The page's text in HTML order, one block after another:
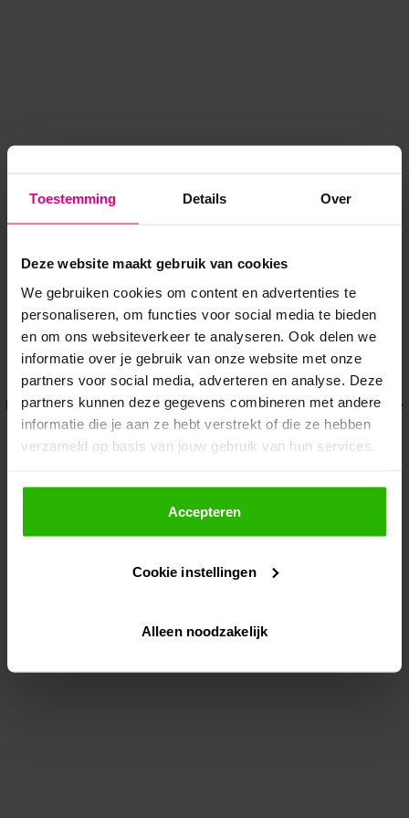
Toestemming Details Over
Deze website maakt gebruik van cookies
We gebruiken cookies om content en advertenties te
personaliseren, om functies voor social media te bieden
en om ons websiteverkeer te analyseren. Ook delen we
informatie over je gebruik van onze website met onze
partners voor social media, adverteren en analyse. Deze
partners kunnen deze gegevens combineren met andere
informatie die je aan ze hebt verstrekt of die ze hebben
verzameld op basis van jouw gebruik van hun services.
Als je op "Accepteer" klikt, dan geef je Voordeeluitjes.nl
toestemming om cookies voor social media en
gepersonaliseerde advertenties te plaatsen.
Lees hier meer over in onsprivacybeleid
Via "Cookie instellingen" kun je ook zelf instellen welke
Accepteren
Cookie instellingen
Alleen noodzakelijk
Application error: a client-side exception has occurred while
loadingwww.voordeeluitjes.nl (see the browser console for more
information).